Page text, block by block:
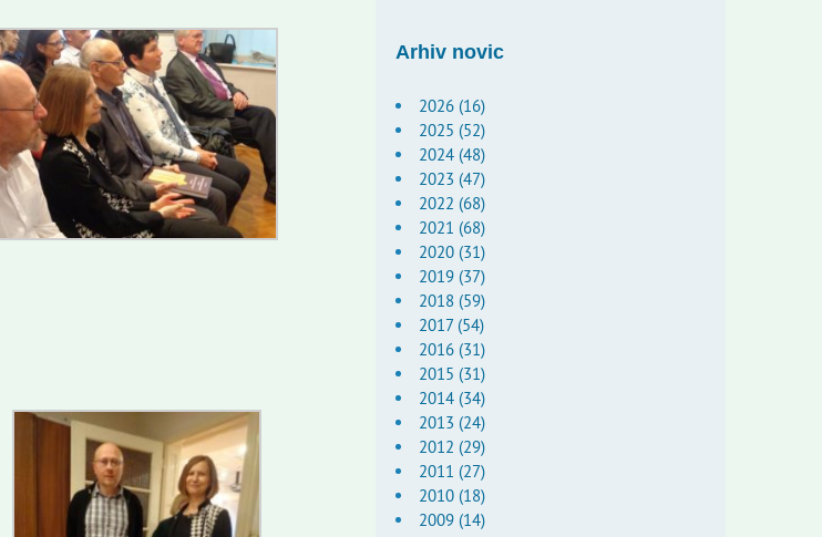
Arhiv novic
2026 (16)
2025 (52)
2024 (48)
2023 (47)
2022 (68)
2021 (68)
2020 (31)
2019 (37)
2018 (59)
2017 (54)
2016 (31)
2015 (31)
2014 (34)
2013 (24)
2012 (29)
2011 (27)
2010 (18)
2009 (14)